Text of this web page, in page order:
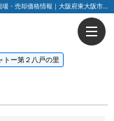
シャトー第２八戸の里｜八戸ノ里駅の購入・売り物件、売却査定・相場・売却価格情報｜大阪府東大阪市西岩田3丁目のマンション情報｜センチュリー21マックス不動産販売
トー第２八戸の里